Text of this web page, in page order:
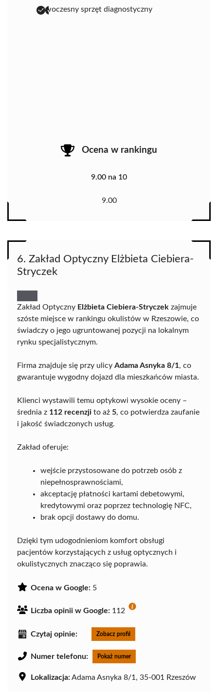
nowoczesny sprzęt diagnostyczny
Ocena w rankingu
9.00 na 10
9.00
6. Zakład Optyczny Elżbieta Ciebiera-
Stryczek
Zakład Optyczny Elżbieta Ciebiera-Stryczek zajmuje
szóste miejsce w rankingu okulistów w Rzeszowie, co
świadczy o jego ugruntowanej pozycji na lokalnym
rynku specjalistycznym.
Firma znajduje się przy ulicy Adama Asnyka 8/1, co
gwarantuje wygodny dojazd dla mieszkańców miasta.
Klienci wystawili temu optykowi wysokie oceny –
średnia z 112 recenzji to aż 5, co potwierdza zaufanie
i jakość świadczonych usług.
Zakład oferuje:
wejście przystosowane do potrzeb osób z
niepełnosprawnościami,
akceptację płatności kartami debetowymi,
kredytowymi oraz poprzez technologię NFC,
brak opcji dostawy do domu.
Dzięki tym udogodnieniom komfort obsługi
pacjentów korzystających z usług optycznych i
okulistycznych znacząco się poprawia.
Ocena w Google: 5
Liczba opinii w Google: 112
Czytaj opinie: Zobacz profil
Numer telefonu: Pokaż numer
Lokalizacja:Adama Asnyka 8/1, 35-001 Rzeszów